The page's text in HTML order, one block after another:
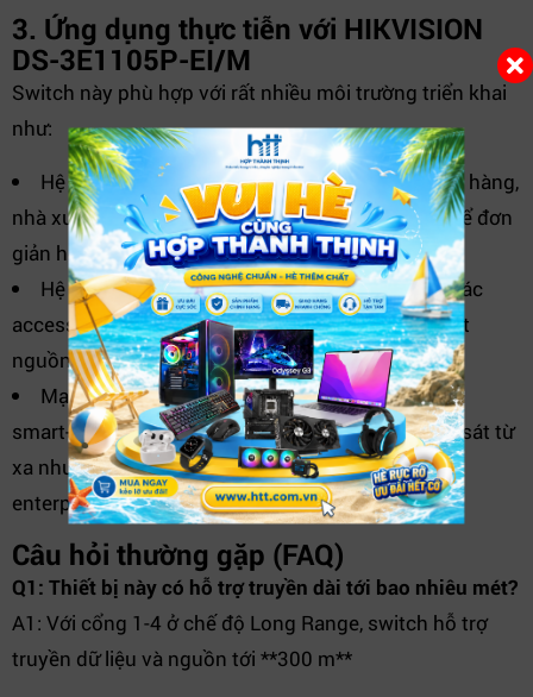
3. Ứng dụng thực tiễn với HIKVISION
DS-3E1105P-EI/M
Switch này phù hợp với rất nhiều môi trường triển khai
như:
Hệ thống camera giám sát cho văn phòng, cửa hàng,
nhà xưởng: tận dụng truyền dài, cấp nguồn PoE để đơn
giản hóa việc đi dây.
Hệ thống WiFi doanh nghiệp: cấp nguồn cho các
access point PoE ở vị trí cao hoặc khu vực khó đặt
nguồn điện.
Mạng chi nhánh, phòng nhỏ cần thiết bị mạng
smart-managed có khả năng phân VLAN và giám sát từ
xa nhưng không quá phức tạp như thiết bị cấp
enterprise lớn.
Câu hỏi thường gặp (FAQ)
Q1: Thiết bị này có hỗ trợ truyền dài tới bao nhiêu mét?
A1: Với cổng 1-4 ở chế độ Long Range, switch hỗ trợ
truyền dữ liệu và nguồn tới **300 m**